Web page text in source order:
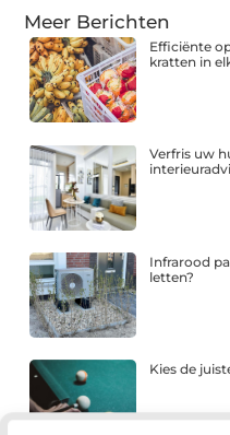
Meer Berichten
Efficiënte
kratten in
Verfris uw
Infrarood
letten?
Kies de